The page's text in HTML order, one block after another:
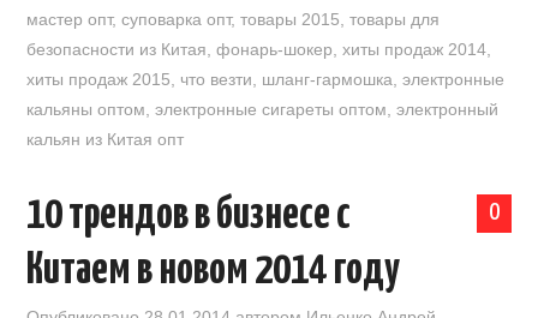
мастер опт,суповарка опт,товары 2015 ,товары для
безопасности из Китая ,фонарь-шокер ,хиты продаж 2014
хиты продаж 2015
что везти шланг-гармошка ,электронные
кальяны оптом ,электронные сигареты оптом ,электронный
кальян из Китая опт
0
10 трендов в бизнесе с
Китаем в новом 2014 году